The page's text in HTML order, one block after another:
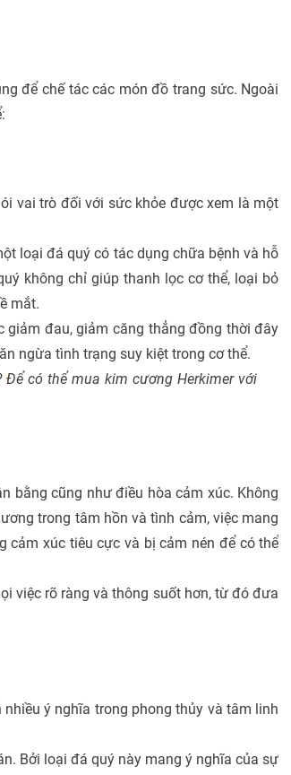
để chế tác các món đồ trang sức. Ngoài
vai trò đối với sức khỏe được xem là một
loại đá quý có tác dụng chữa bệnh và hỗ
không chỉ giúp thanh lọc cơ thể, loại bỏ
mắt.
giảm đau, giảm căng thẳng đồng thời đây
ngừa tình trạng suy kiệt trong cơ thể.
Để có thể mua kim cương Herkimer với
bằng cũng như điều hòa cảm xúc. Không
trong tâm hồn và tình cảm, việc mang
cảm xúc tiêu cực và bị cảm nén để có thể
việc rõ ràng và thông suốt hơn, từ đó đưa
ý nghĩa trong phong thủy và tâm linh
Bởi loại đá quý này mang ý nghĩa của sự